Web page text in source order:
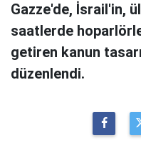
Gazze'de, İsrail'in,
saatlerde
getiren kanun
düzenlendi.